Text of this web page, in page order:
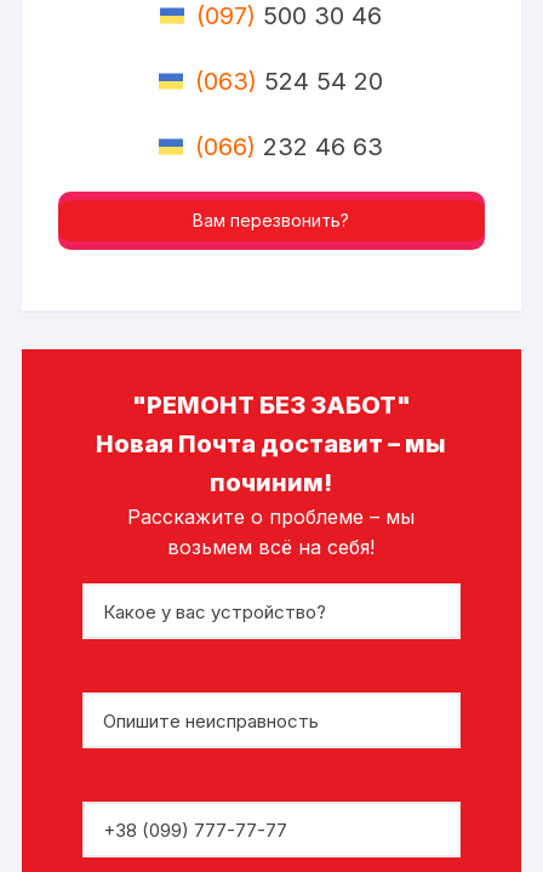
(097) 500 30 46
(063) 524 54 20
(066) 232 46 63
Вам перезвонить?
"РЕМОНТ БЕЗ ЗАБОТ"
Новая Почта доставит – мы
починим!
Расскажите о проблеме – мы
возьмем всё на себя!